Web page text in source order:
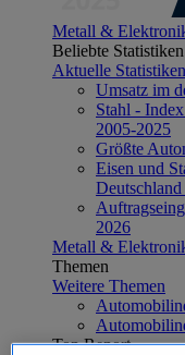
Metall &
Beliebte Statistiken
Aktuelle Statistiken
Umsatz im
Stahl -
2005-2025
Größte
Eisen und
2026
Metall &
Themen
Weitere Themen
Top Report